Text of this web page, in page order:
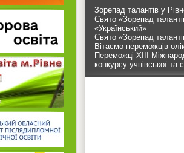
Зорепад талантів у
Свято «Зорепад
«Український»
Свято «Зорепад
Вітаємо переможців
Переможці XIІI
конкурсу учнівської та